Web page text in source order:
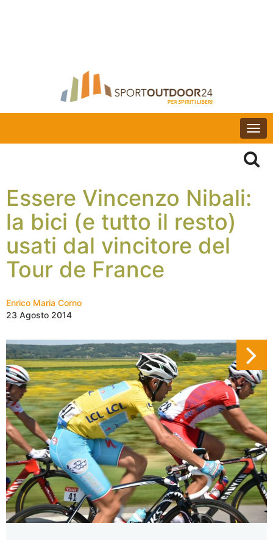
Essere Vincenzo Nibali:
la bici (e tutto il resto)
usati dal vincitore del
Tour de France
Enrico Maria Corno
23 Agosto 2014